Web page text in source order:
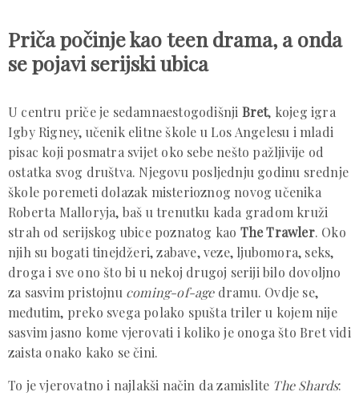
Priča počinje kao teen drama, a onda
se pojavi serijski ubica
U centru priče je sedamnaestogodišnji Bret, kojeg igra
Igby Rigney, učenik elitne škole u Los Angelesu i mladi
pisac koji posmatra svijet oko sebe nešto pažljivije od
ostatka svog društva. Njegovu posljednju godinu srednje
škole poremeti dolazak misterioznog novog učenika
Roberta Malloryja, baš u trenutku kada gradom kruži
strah od serijskog ubice poznatog kao The Trawler. Oko
njih su bogati tinejdžeri, zabave, veze, ljubomora, seks,
droga i sve ono što bi u nekoj drugoj seriji bilo dovoljno
za sasvim pristojnu coming-of-age dramu. Ovdje se,
međutim, preko svega polako spušta triler u kojem nije
sasvim jasno kome vjerovati i koliko je onoga što Bret vidi
zaista onako kako se čini.
To je vjerovatno i najlakši način da zamislite The Shards: